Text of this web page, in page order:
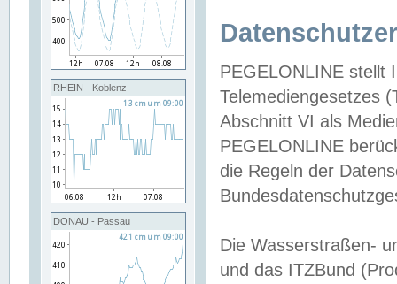
RHEIN - Koblenz
DONAU - Passau
PEGELONLINE stellt
Telemediengesetzes
Abschnitt VI als
PEGELONLINE
die Regeln der
Die Wasserstraßen-
und das ITZBund